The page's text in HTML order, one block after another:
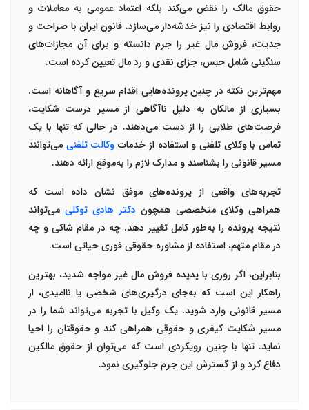
حقوق مالک را نقض می‌کند بلکه اعتماد عمومی به معاملات و
روابط اقتصادی را نیز خدشه‌دار می‌سازد. قانون ایران با صراحت و
جدیت، فروش مال غیر را جرم دانسته و برای آن مجازات‌های
سنگینی شامل حبس، جزای نقدی و رد مال تعیین کرده است.
مهم‌ترین نکته در چنین پرونده‌هایی اقدام سریع و آگاهانه است.
بسیاری از مالکان به دلیل ناآگاهی از مسیر درست شکایت،
فرصت‌های طلایی را از دست می‌دهند. در حالی که تنها با یک
تماس باوکلای تلفنی و استفاده از خدمات وکالت تلفنی می‌توانند
مسیر قانونی را بشناسند و مدارک لازم را به‌موقع ارائه دهند.
تجربه‌های واقعی از پرونده‌های موفق نشان داده است که
همراهی وکلای متخصصی همچون دکتر هادی توکلی می‌تواند
نتیجه پرونده را به‌طور کامل تغییر دهد. چه در مقام شاکی و چه
در مقام متهم، استفاده از مشاوره حقوقی فوریحیاتی است.
بنابراین، اگر روزی با پدیده فروش مال غیر مواجه شدید، بهترین
راهکار این است که به‌جای درگیری‌های شخصی یا ناامیدی، از
مسیر قانونی وارد شوید. یک وکیل با تجربه می‌تواند شما را در
مسیر شکایت کیفری و حقوقی همراهی کند و حقوقتان را احیا
نماید. تنها با چنین رویکردی است که می‌توان از حقوق مالکین
دفاع کرد و از گسترش این جرم جلوگیری نمود.